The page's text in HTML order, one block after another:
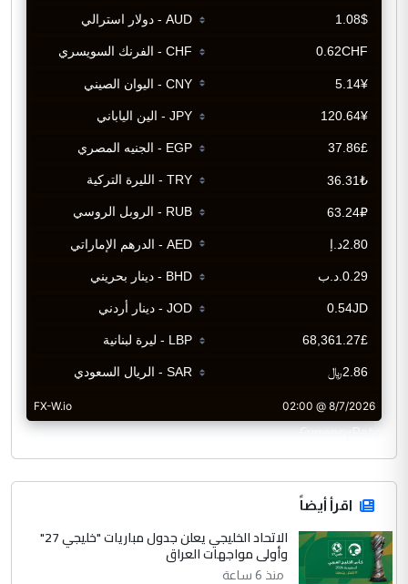
CurrencyRate
اقرأ أيضاً
الاتحاد الخليجي يعلن جدول مباريات "خليجي 27"
وأولى مواجهات العراق
منذ 6 ساعة